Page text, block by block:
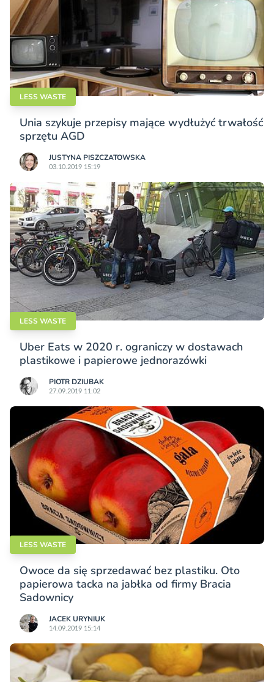
LESS WASTE
Unia szykuje przepisy mające wydłużyć trwałość
sprzętu AGD
JUSTYNA PISZCZATOWSKA
03.10.2019 15:19
LESS WASTE
Uber Eats w 2020 r. ograniczy w dostawach
plastikowe i papierowe jednorazówki
PIOTR DZIUBAK
27.09.2019 11:02
LESS WASTE
Owoce da się sprzedawać bez plastiku. Oto
papierowa tacka na jabłka od firmy Bracia
Sadownicy
JACEK URYNIUK
14.09.2019 15:14